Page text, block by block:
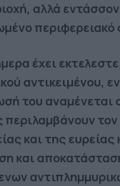
αλλά
περιφερειακό
έχει
αντικειμένου,
του αναμένεται
περιλαμβάνουν
και της ευρείας
και